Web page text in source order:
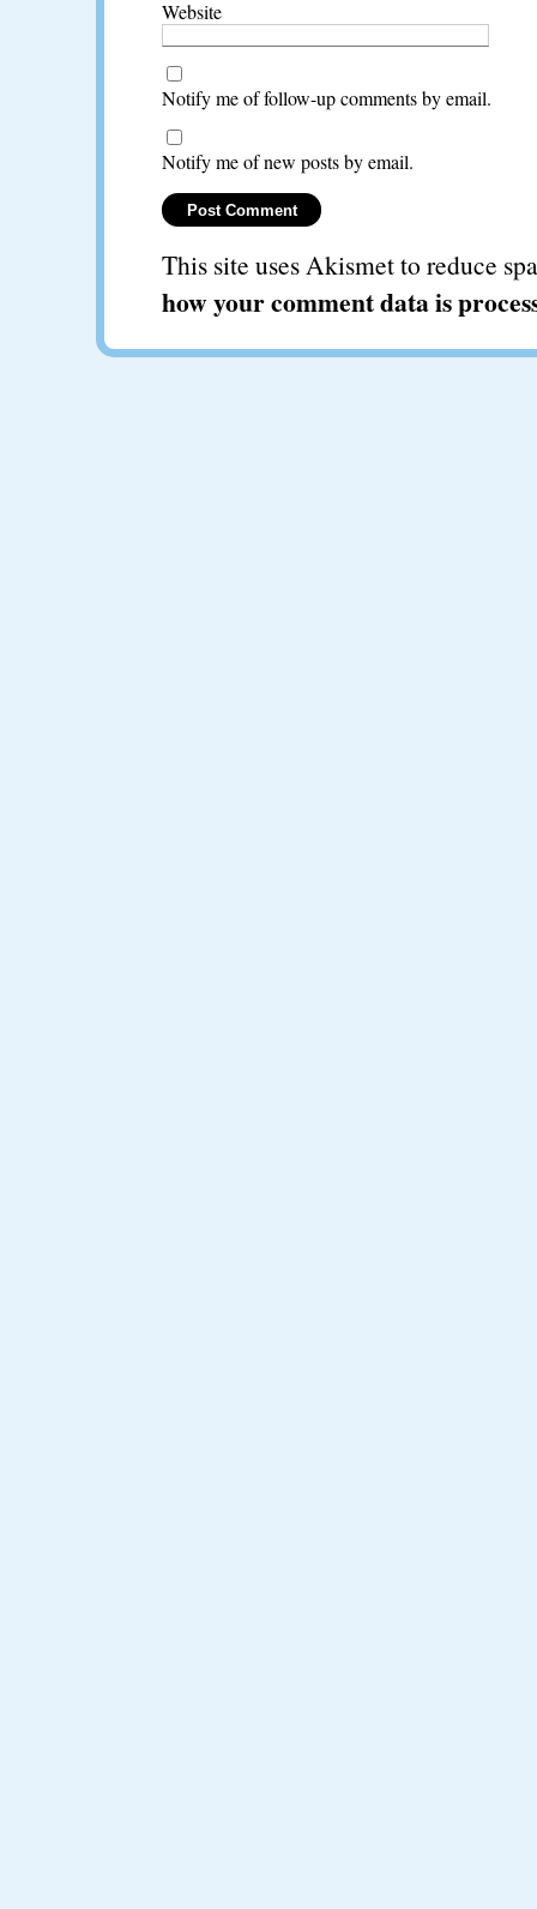
Website
Notify me of follow-up comments by email.
Notify me of new posts by email.
This site uses Akismet to reduce
how your comment data is